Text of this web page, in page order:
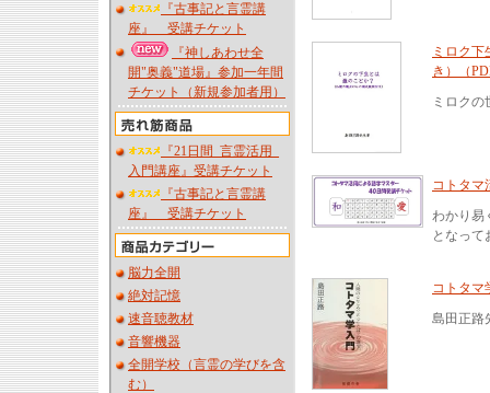
『古事記と言霊講
座』 受講チケット
『神しあわせ全
開"奥義"道場』参加一年間
チケット（新規参加者用）
『21日間_言霊活用_
入門講座』受講チケット
『古事記と言霊講
座』 受講チケット
脳力全開
絶対記憶
速音聴教材
音響機器
全開学校（言霊の学びを含
む）
ミロク
き）（
ミロク
コトタマ
わかり易
となって
コトタマ
島田正路